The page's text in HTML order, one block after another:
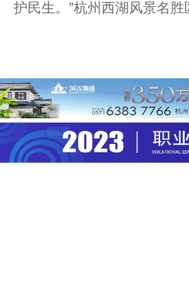
护民生。”杭州西湖风景名